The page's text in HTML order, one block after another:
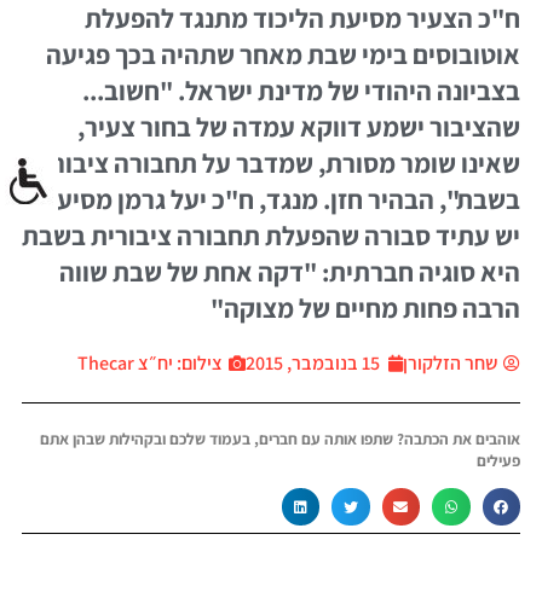
ח"כ הצעיר מסיעת הליכוד מתנגד להפעלת
אוטובוסים בימי שבת מאחר שתהיה בכך פגיעה
בצביונה היהודי של מדינת ישראל. "חשוב...
שהציבור ישמע דווקא עמדה של בחור צעיר,
שאינו שומר מסורת, שמדבר על תחבורה ציבורית
בשבת", הבהיר חזן. מנגד, ח"כ יעל גרמן מסיעת
יש עתיד סבורה שהפעלת תחבורה ציבורית בשבת
היא סוגיה חברתית: "דקה אחת של שבת שווה
הרבה פחות מחיים של מצוקה"
שחר הזלקורן 15 בנובמבר, 2015 צילום: יח״צ Thecar
אוהבים את הכתבה? שתפו אותה עם חברים, בעמוד שלכם ובקהילות שבהן אתם
פעילים